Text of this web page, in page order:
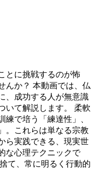
とに挑戦するのが怖
か？ 本動画では、仏
、成功する人が無意識
いて解説します。 柔軟
で培う「練達性」、
。これらは単なる宗教
ら実践できる、現実世
な心理テクニックで
て、常に明るく行動的